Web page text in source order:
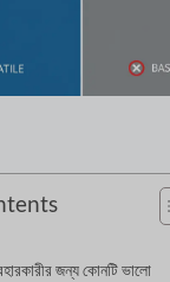
জন্য কোনটি ভালো